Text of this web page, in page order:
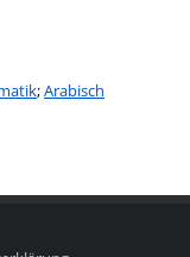
;Arabisch